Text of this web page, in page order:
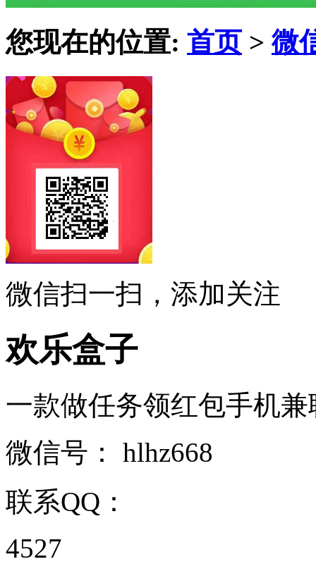
您现在的位置: 首页 >微
微信扫一扫，添加关注
欢乐盒子
一款做任务领红包手机
微信号： hlhz668
联系QQ：
4527